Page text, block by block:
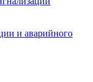
и аварийного